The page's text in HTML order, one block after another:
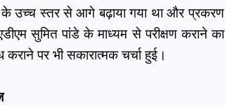
के उच्च स्तर से आगे बढ़ाया गया था और प्रकरण
सुमित पांडे के माध्यम से परीक्षण कराने का
पर भी सकारात्मक चर्चा हुई।